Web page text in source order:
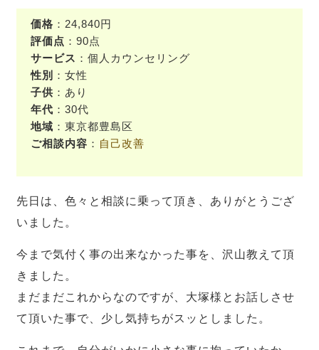
価格 ：24,840円
評価点 ：90点
サービス ：個人カウンセリング
性別 ：女性
子供 ：あり
年代 ：30代
地域 ：東京都豊島区
ご相談内容 ： 自己改善
先日は、色々と相談に乗って頂き、ありがとうござ
いました。
今まで気付く事の出来なかった事を、沢山教えて頂
きました。
まだまだこれからなのですが、大塚様とお話しさせ
て頂いた事で、少し気持ちがスッとしました。